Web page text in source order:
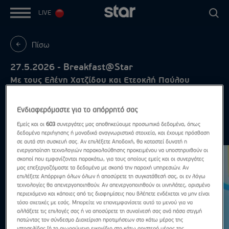
LIVE
Πίσω
27.5.2026 - Breakfast@Star
Με τους Ελένη Χατζίδου και Ετεοκλή Παύλου
Μάιος 2026 Δες τα όλα
Ενδιαφερόμαστε για το απόρρητό σας
Εμείς και οι603 συνεργάτες μας αποθηκεύουμε προσωπικά δεδομένα, όπως
δεδομένα περιήγησης ή μοναδικά αναγνωριστικά στοιχεία, και έχουμε πρόσβαση
σε αυτά στη συσκευή σας. Αν επιλέξετε Αποδοχή, θα καταστεί δυνατή η
ενεργοποίηση τεχνολογιών παρακολούθησης προκειμένου να υποστηριχθούν οι
σκοποί που εμφανίζονται παρακάτω, για τους οποίους εμείς και οι συνεργάτες
μας επεξεργαζόμαστε τα δεδομένα με σκοπό την παροχή υπηρεσιών. Αν
επιλέξετε Απόρριψη όλων όλων ή αποσύρετε τη συγκατάθεσή σας, οι εν λόγω
τεχνολογίες θα απενεργοποιηθούν. Αν απενεργοποιηθούν οι ιχνηλάτες, ορισμένο
περιεχόμενο και κάποιες από τις διαφημίσεις που βλέπετε ενδέχεται να μην είναι
τόσο σχετικές με εσάς. Μπορείτε να επανεμφανίσετε αυτό το μενού για να
αλλάξετε τις επιλογές σας ή να αποσύρετε τη συναίνεσή σας ανά πάσα στιγμή
πατώντας τον σύνδεσμο Διαχείριση προτιμήσεων στο κάτω μέρος της